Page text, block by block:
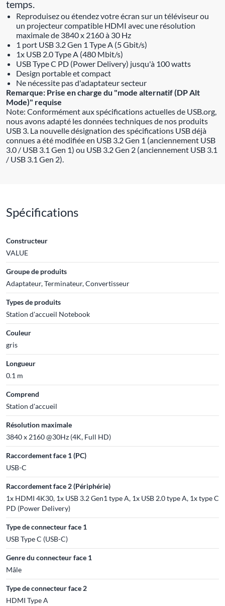
temps.
Reproduisez ou étendez votre écran sur un téléviseur ou
un projecteur compatible HDMI avec une résolution
maximale de 3840 x 2160 à 30 Hz
1 port USB 3.2 Gen 1 Type A (5 Gbit/s)
1x USB 2.0 Type A (480 Mbit/s)
USB Type C PD (Power Delivery) jusqu'à 100 watts
Design portable et compact
Ne nécessite pas d'adaptateur secteur
Remarque: Prise en charge du "mode alternatif (DP Alt
Mode)" requise
Note: Conformément aux spécifications actuelles de USB.org,
nous avons adapté les données techniques de nos produits
USB 3. La nouvelle désignation des spécifications USB déjà
connues a été modifiée en USB 3.2 Gen 1 (anciennement USB
3.0 / USB 3.1 Gen 1) ou USB 3.2 Gen 2 (anciennement USB 3.1
/ USB 3.1 Gen 2).
Spécifications
Constructeur
VALUE
Groupe de produits
Adaptateur, Terminateur, Convertisseur
Types de produits
Station d'accueil Notebook
Couleur
gris
Longueur
0.1 m
Comprend
Station d'accueil
Résolution maximale
3840 x 2160 @30Hz (4K, Full HD)
Raccordement face 1 (PC)
USB-C
Raccordement face 2 (Périphérie)
1x HDMI 4K30, 1x USB 3.2 Gen1 type A, 1x USB 2.0 type A, 1x type C
PD (Power Delivery)
Type de connecteur face 1
USB Type C (USB-C)
Genre du connecteur face 1
Mâle
Type de connecteur face 2
HDMI Type A